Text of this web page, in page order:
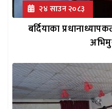
२४ साउन २०८३
बर्दियाका